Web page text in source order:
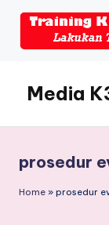
Media
Dunia
K3LH
prosedur
Home » prosedur